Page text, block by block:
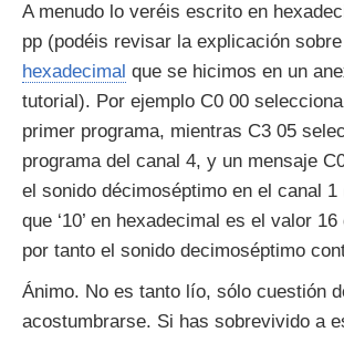
A menudo lo veréis escrito en
pp (podéis revisar la explicación
hexadecimal que se hicimos en un
tutorial). Por ejemplo C0 00
primer programa, mientras C3 05
programa del canal 4, y un mensaje
el sonido décimoséptimo en el canal 1
que ‘10’ en hexadecimal es el valor
por tanto el sonido decimoséptimo
Ánimo. No es tanto lío, sólo cuestión
acostumbrarse. Si has sobrevivido a